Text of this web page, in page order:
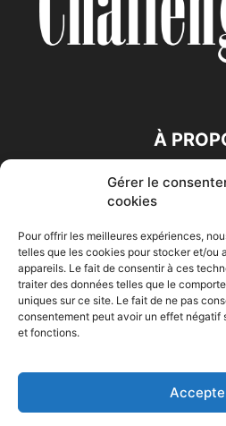
Gérer le
cookies
Pour offrir les meilleures expériences,
telles que les cookies pour stocker et/ou
appareils. Le fait de consentir à ces
traiter des données telles que le
uniques sur ce site. Le fait de ne pas
consentement peut avoir un effet négatif
et fonctions.
À
SUIVEZ
Accueil Economie Entreprises
HIGH-TECH